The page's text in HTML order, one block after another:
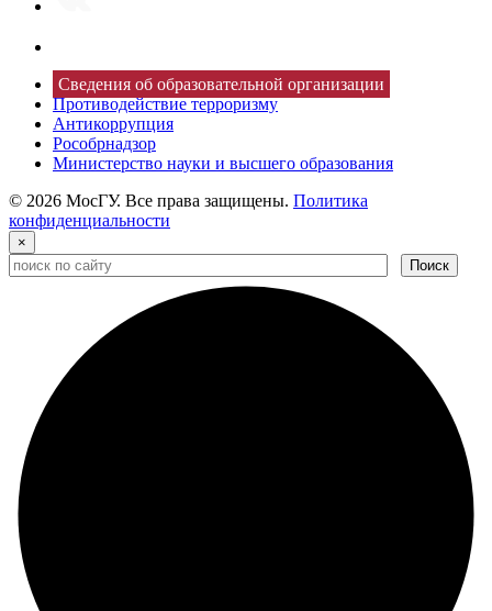
Сведения об образовательной организации
Противодействие терроризму
Антикоррупция
Рособрнадзор
Министерство науки и высшего образования
© 2026 МосГУ. Все права защищены. Политика
конфиденциальности
×